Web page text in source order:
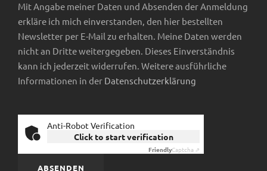
Mit Angabe meiner Daten und Absenden der Anmeldung
erkläre ich mich einverstanden, den hier bestellten
Newsletter per E-Mail zu erhalten. Meine Daten werden
nicht an Dritte weitergegeben. Dieses Einverständnis
kann ich jederzeit widerrufen. Weitere ausführliche
Informationen in der Datenschutzerklärung
Anti-Robot Verification
Click to start verification
FriendlyCaptcha ⇗